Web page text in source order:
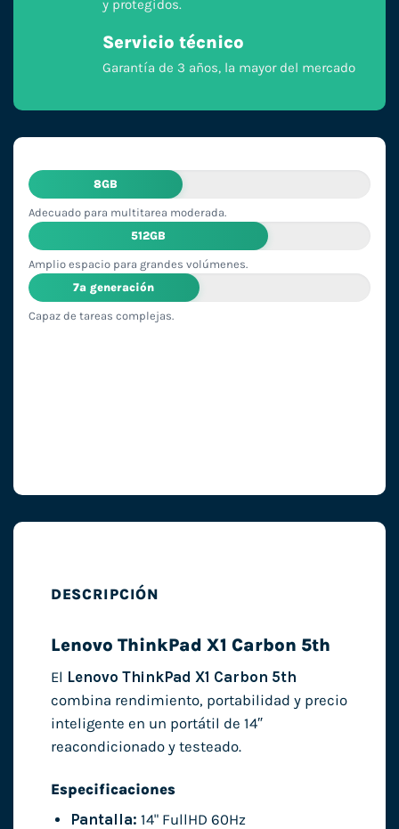
y protegidos.
Servicio técnico
Garantía de 3 años, la mayor del mercado
8GB
Adecuado para multitarea moderada.
512GB
Amplio espacio para grandes volúmenes.
7ª generación
Capaz de tareas complejas.
DESCRIPCIÓN
Lenovo ThinkPad X1 Carbon 5th
El Lenovo ThinkPad X1 Carbon 5th
combina rendimiento, portabilidad y precio
inteligente en un portátil de 14″
reacondicionado y testeado.
Especificaciones
Pantalla: 14" FullHD 60Hz